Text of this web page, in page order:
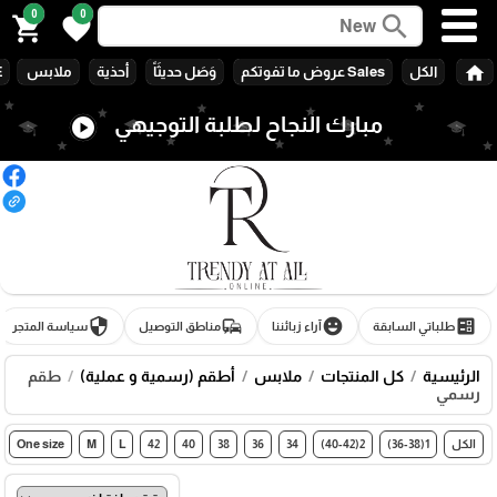
search
0
favorite
0
shopping_cart
home الكل Sales عروض ما تفوتكم وَصَل حديثَاً أحذية ملابس
مبارك النجاح لطلبة التوجيهي play_circle
ballotطلباتي السابقة emoji_emotionsآراء زبائننا commuteمناطق التوصيل securityسياسة المتجر
الرئيسية كل المنتجات ملابس أطقم (رسمية و عملية)
طقم
رسمي
الكل 1(36-38)
2(40-42)
34
36
38
40
42
L
M
One size